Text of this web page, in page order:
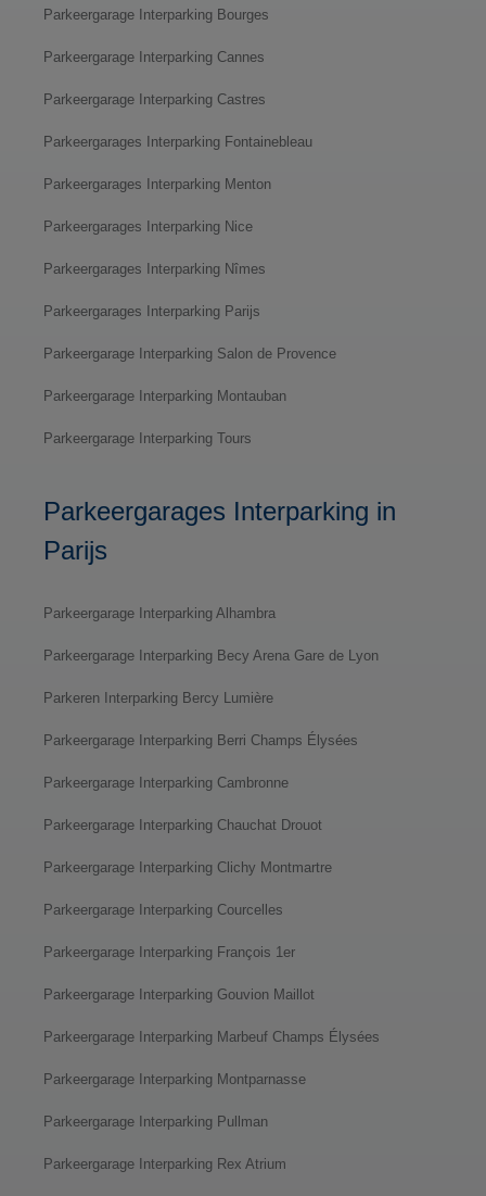
Parkeergarage Interparking Bourges
Parkeergarage Interparking Cannes
Parkeergarage Interparking Castres
Parkeergarages Interparking Fontainebleau
Parkeergarages Interparking Menton
Parkeergarages Interparking Nice
Parkeergarages Interparking Nîmes
Parkeergarages Interparking Parijs
Parkeergarage Interparking Salon de Provence
Parkeergarage Interparking Montauban
Parkeergarage Interparking Tours
Parkeergarages Interparking in
Parijs
Parkeergarage Interparking Alhambra
Parkeergarage Interparking Becy Arena Gare de Lyon
Parkeren Interparking Bercy Lumière
Parkeergarage Interparking Berri Champs Élysées
Parkeergarage Interparking Cambronne
Parkeergarage Interparking Chauchat Drouot
Parkeergarage Interparking Clichy Montmartre
Parkeergarage Interparking Courcelles
Parkeergarage Interparking François 1er
Parkeergarage Interparking Gouvion Maillot
Parkeergarage Interparking Marbeuf Champs Élysées
Parkeergarage Interparking Montparnasse
Parkeergarage Interparking Pullman
Parkeergarage Interparking Rex Atrium